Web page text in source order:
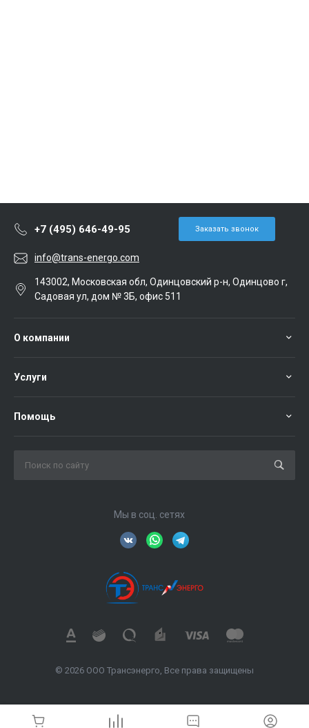
+7 (495) 646-49-95 Заказать звонок
info@trans-energo.com
143002, Московская обл, Одинцовский р-н, Одинцово г,
Садовая ул, дом № 3Б, офис 511
О компании
Услуги
Помощь
Мы в соц. сетях
© 2026 ООО Трансэнерго, Все права защищены